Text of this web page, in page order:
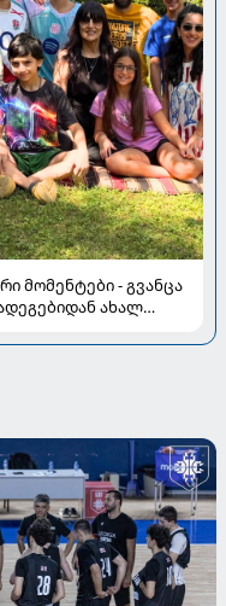
მომენტები - გვანცა
ახალ